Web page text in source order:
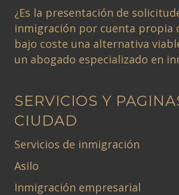
¿Es la presentación de
inmigración por cuenta propia
bajo coste una alternativa
un abogado especializado en
SERVICIOS Y
CIUDAD
Servicios de inmigración
Asilo
Inmigración empresarial